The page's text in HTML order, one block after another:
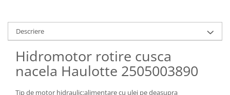
Turbosuflanta
Diverse piese motor
Furtune si conducte
Injectoare
Piese Nifty Lift
Piese Grove
Piese motor Perkins
Descriere
Hidromotor rotire cusca
nacela Haulotte 2505003890
Tip de motor hidraulic:alimentare cu ulei pe deasupra